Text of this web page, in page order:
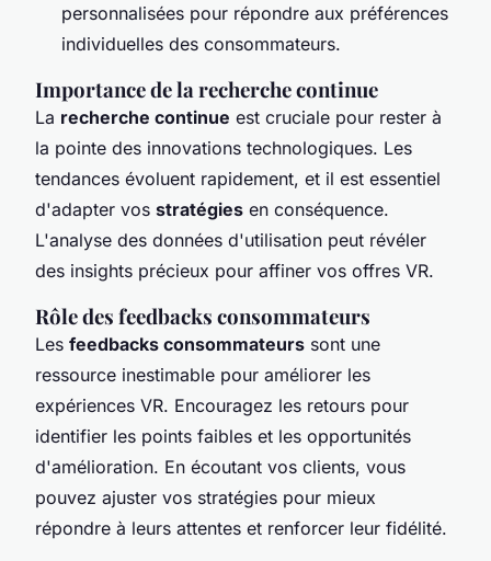
personnalisées pour répondre aux préférences
individuelles des consommateurs.
Importance de la recherche continue
La recherche continue est cruciale pour rester à
la pointe des innovations technologiques. Les
tendances évoluent rapidement, et il est essentiel
d'adapter vos stratégies en conséquence.
L'analyse des données d'utilisation peut révéler
des insights précieux pour affiner vos offres VR.
Rôle des feedbacks consommateurs
Les feedbacks consommateurs sont une
ressource inestimable pour améliorer les
expériences VR. Encouragez les retours pour
identifier les points faibles et les opportunités
d'amélioration. En écoutant vos clients, vous
pouvez ajuster vos stratégies pour mieux
répondre à leurs attentes et renforcer leur fidélité.